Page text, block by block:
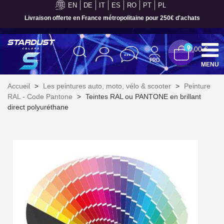
EN DE IT ES RO PT PL
Paiement en 4x sans frais dès 30€ d'achats
Inscription à la newsletter : 5€ de réduction
Livraison sous 24 h en France Métropolitaine
00,00 €
MENU
Accueil > Les peintures auto, moto, vélo & scooter >
Peinture
RAL - Code Pantone
> Teintes RAL ou PANTONE en brillant
direct polyuréthane